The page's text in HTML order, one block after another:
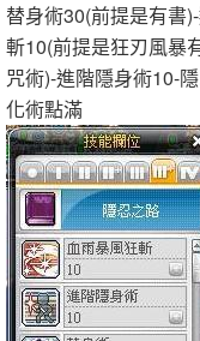
替身術30(前提是有書
斬10(前提是狂刃風暴
咒術)-進階隱身術10-
化術點滿